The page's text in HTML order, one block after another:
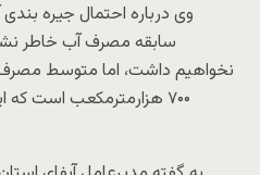
وی درباره احتمال جیره
سابقه مصرف آب خاطر